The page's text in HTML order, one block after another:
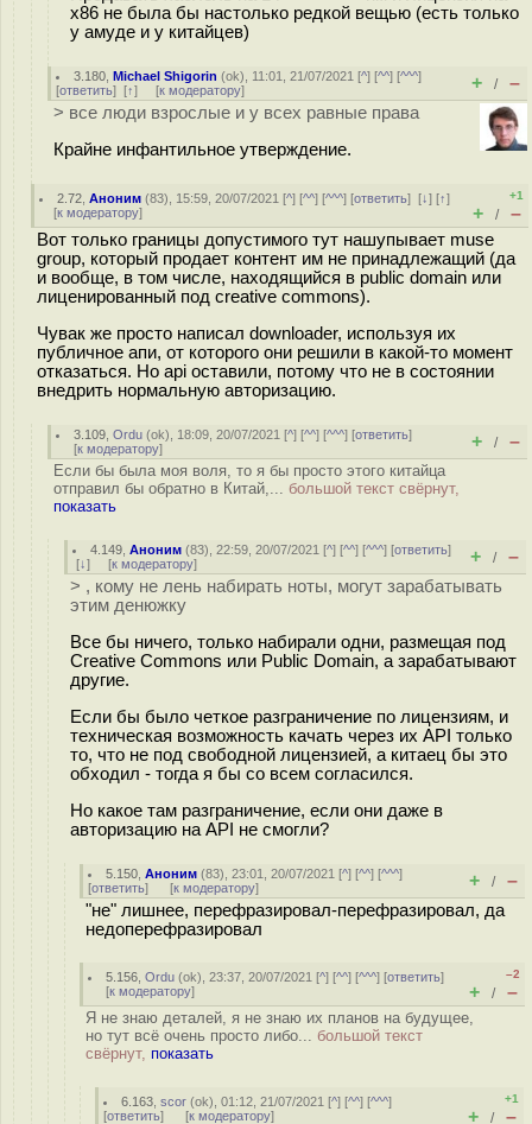
x86 не была бы настолько редкой вещью (есть только
у амуде и у китайцев)
3.180 ,Michael Shigorin (ok), 11:01, 21/07/2021 [^] [^^] [^^^]
[ответить] [↑] [к модератору] + / –
> все люди взрослые и у всех равные права
Крайне инфантильное утверждение.
2.72 ,Аноним (83), 15:59, 20/07/2021 [^] [^^] [^^^] [ответить][↓] [↑]
[к модератору]
+1
+ / –
Вот только границы допустимого тут нашупывает muse
group, который продает контент им не принадлежащий (да
и вообще, в том числе, находящийся в public domain или
лиценированный под creative commons).
Чувак же просто написал downloader, используя их
публичное апи, от которого они решили в какой-то момент
отказаться. Но api оставили, потому что не в состоянии
внедрить нормальную авторизацию.
3.109 ,Ordu (ok), 18:09, 20/07/2021 [^] [^^] [^^^] [ответить]
[к модератору] + / –
Если бы была моя воля, то я бы просто этого китайца
отправил бы обратно в Китай,... большой текст свёрнут,
показать
4.149 ,Аноним (83), 22:59, 20/07/2021 [^] [^^] [^^^] [ответить]
[↓] [к модератору] + / –
> , кому не лень набирать ноты, могут зарабатывать
этим денюжку
Все бы ничего, только набирали одни, размещая под
Creative Commons или Public Domain, а зарабатывают
другие.
Если бы было четкое разграничение по лицензиям, и
техническая возможность качать через их API только
то, что не под свободной лицензией, а китаец бы это
обходил - тогда я бы со всем согласился.
Но какое там разграничение, если они даже в
авторизацию на API не смогли?
5.150 ,Аноним (83), 23:01, 20/07/2021 [^] [^^] [^^^]
[ответить] [к модератору] + / –
"не" лишнее, перефразировал-перефразировал, да
недоперефразировал
5.156 ,Ordu (ok), 23:37, 20/07/2021 [^] [^^] [^^^] [ответить]
[к модератору]
–2
+ / –
Я не знаю деталей, я не знаю их планов на будущее,
но тут всё очень просто либо... большой текст
свёрнут, показать
6.163 ,scor (ok), 01:12, 21/07/2021 [^] [^^] [^^^]
[ответить] [к модератору]
+1
+ / –